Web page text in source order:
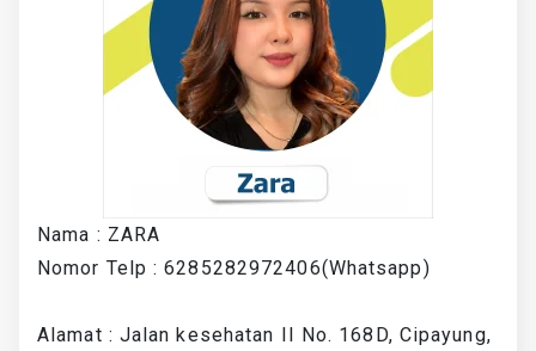
Nama : ZARA
Nomor Telp : 6285282972406(Whatsapp)
Alamat : Jalan kesehatan II No. 168D, Cipayung,